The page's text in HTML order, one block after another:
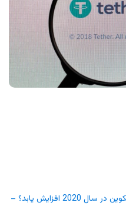
چرا انتظار می‌رود که ارزش بیتکوین در سال 2020 افزایش یابد؟ –